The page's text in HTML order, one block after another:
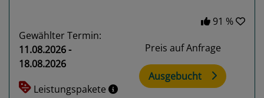
91 %
Gewählter Termin:
11.08.2026 -
18.08.2026
Leistungspakete
Preis auf Anfrage
Ausgebucht